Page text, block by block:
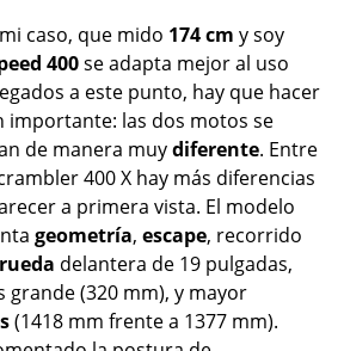
caso, que mido 174 cm y soy
400se adapta mejor al uso
a este punto, hay que hacer
importante: las dos motos se
de manera muydiferente. Entre
400 X hay más diferencias
a primera vista. El modelo
geometría, escape, recorrido
rueda delantera de 19 pulgadas,
grande (320 mm), y mayor
(1418 mm frente a 1377 mm).